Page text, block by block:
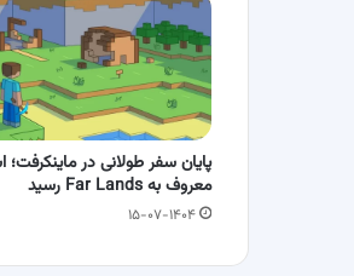
پایان سفر طولانی در ماینکرفت؛
معروف به Far Lands رسید
۱۵-۰۷-۱۴۰۴